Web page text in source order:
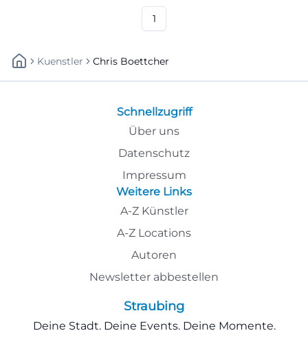
1
Kuenstler Chris Boettcher
Schnellzugriff
Über uns
Datenschutz
Impressum
Weitere Links
A-Z Künstler
A-Z Locations
Autoren
Newsletter abbestellen
Straubing
Deine Stadt. Deine Events. Deine Momente.